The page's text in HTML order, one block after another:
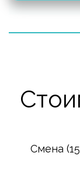
Смена